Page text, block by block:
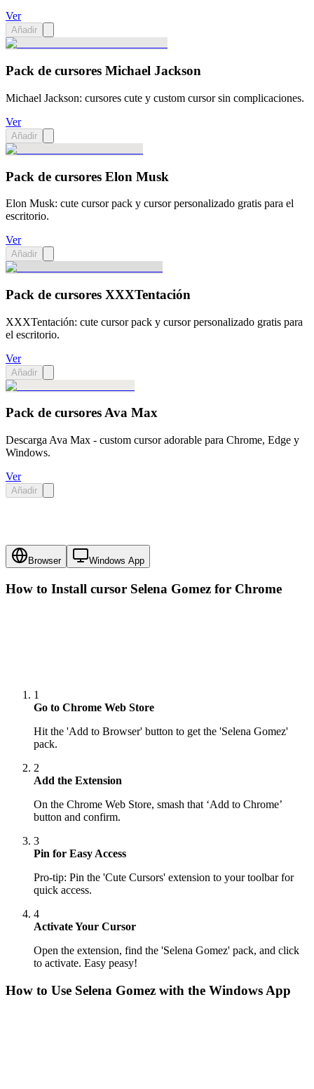
Ver
Añadir
Pack de cursores Michael Jackson
Michael Jackson: cursores cute y custom cursor sin complicaciones.
Ver
Añadir
Pack de cursores Elon Musk
Elon Musk: cute cursor pack y cursor personalizado gratis para el
escritorio.
Ver
Añadir
Pack de cursores XXXTentación
XXXTentación: cute cursor pack y cursor personalizado gratis para
el escritorio.
Ver
Añadir
Pack de cursores Ava Max
Descarga Ava Max - custom cursor adorable para Chrome, Edge y
Windows.
Ver
Añadir
Browser Windows App
How to Install cursor Selena Gomez for Chrome
1
Go to Chrome Web Store
Hit the 'Add to Browser' button to get the 'Selena Gomez'
pack.
2
Add the Extension
On the Chrome Web Store, smash that ‘Add to Chrome’
button and confirm.
3
Pin for Easy Access
Pro-tip: Pin the 'Cute Cursors' extension to your toolbar for
quick access.
4
Activate Your Cursor
Open the extension, find the 'Selena Gomez' pack, and click
to activate. Easy peasy!
How to Use Selena Gomez with the Windows App